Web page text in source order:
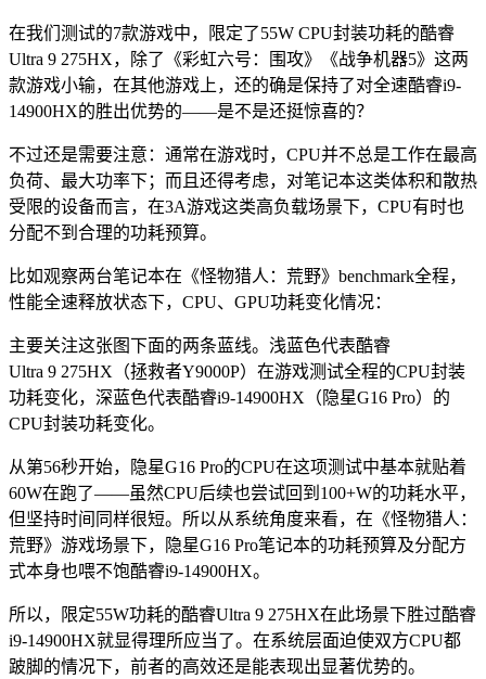
在我们测试的7款游戏中，限定了55W CPU封装功耗的酷睿
Ultra 9 275HX，除了《彩虹六号：围攻》《战争机器5》这两
款游戏小输，在其他游戏上，还的确是保持了对全速酷睿i9-
14900HX的胜出优势的——是不是还挺惊喜的？
不过还是需要注意：通常在游戏时，CPU并不总是工作在最高
负荷、最大功率下；而且还得考虑，对笔记本这类体积和散热
受限的设备而言，在3A游戏这类高负载场景下，CPU有时也
分配不到合理的功耗预算。
比如观察两台笔记本在《怪物猎人：荒野》benchmark全程，
性能全速释放状态下，CPU、GPU功耗变化情况：
主要关注这张图下面的两条蓝线。浅蓝色代表酷睿
Ultra 9 275HX（拯救者Y9000P）在游戏测试全程的CPU封装
功耗变化，深蓝色代表酷睿i9-14900HX（隐星G16 Pro）的
CPU封装功耗变化。
从第56秒开始，隐星G16 Pro的CPU在这项测试中基本就贴着
60W在跑了——虽然CPU后续也尝试回到100+W的功耗水平，
但坚持时间同样很短。所以从系统角度来看，在《怪物猎人：
荒野》游戏场景下，隐星G16 Pro笔记本的功耗预算及分配方
式本身也喂不饱酷睿i9-14900HX。
所以，限定55W功耗的酷睿Ultra 9 275HX在此场景下胜过酷睿
i9-14900HX就显得理所应当了。在系统层面迫使双方CPU都
跛脚的情况下，前者的高效还是能表现出显著优势的。